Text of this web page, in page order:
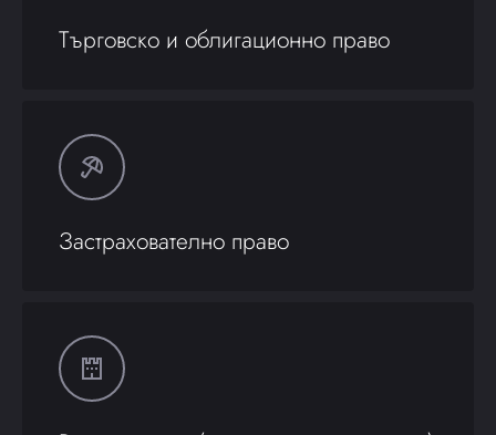
Търговско и облигационно право
Застрахователно право